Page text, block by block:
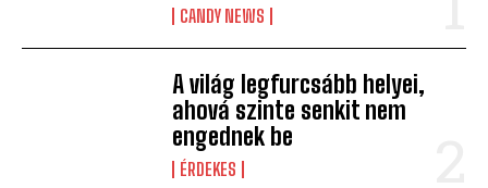
CANDY NEWS
A világ legfurcsább helyei,
ahová szinte senkit nem
engednek be
ÉRDEKES